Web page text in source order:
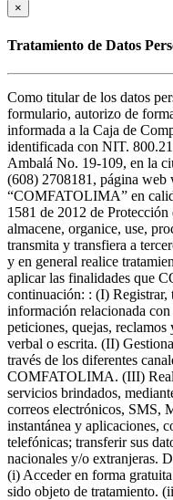
×
Tratamiento de Datos
Como titular de los datos
formulario, autorizo de
informada a la Caja de
identificada con NIT.
Ambalá No. 19-109, en la
(608) 2708181, página web
“COMFATOLIMA” en
1581 de 2012 de Protección
almacene, organice, use,
transmita y transfiera a
y en general realice
aplicar las finalidades que
continuación: : (I) Registrar,
información relacionada
peticiones, quejas, reclamos
verbal o escrita. (II)
través de los diferentes
COMFATOLIMA. (III)
servicios brindados,
correos electrónicos, SMS,
instantánea y aplicaciones,
telefónicas; transferir sus
nacionales y/o
(i) Acceder en forma
sido objeto de tratamiento.